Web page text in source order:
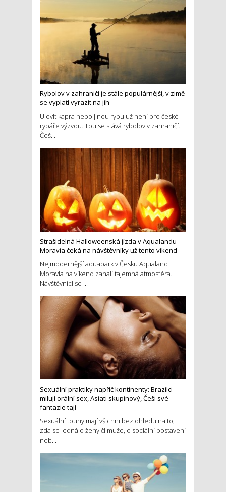
Rybolov v zahraničí je stále populárnější, v zimě
se vyplatí vyrazit na jih
Ulovit kapra nebo jinou rybu už není pro české
rybáře výzvou. Tou se stává rybolov v zahraničí.
Češ...
Strašidelná Halloweenská jízda v Aqualandu
Moravia čeká na návštěvníky už tento víkend
Nejmodernější aquapark v Česku Aqualand
Moravia na víkend zahalí tajemná atmosféra.
Návštěvníci se ...
Sexuální praktiky napříč kontinenty: Brazilci
milují orální sex, Asiati skupinový, Češi své
fantazie tají
Sexuální touhy mají všichni bez ohledu na to,
zda se jedná o ženy či muže, o sociální postavení
neb...